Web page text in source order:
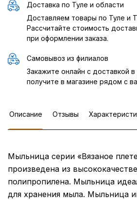
Доставка по Туле и области
Доставляем товары по Туле и
Рассчитайте стоимость
при оформлении заказа.
Самовывоз из филиалов
Закажите онлайн с доставкой
получите в магазине рядом с
Описание Отзывы
Мыльница серии «Вязаное
произведена из
полипропилена. Мыльница
для хранения мыла. Мыльница